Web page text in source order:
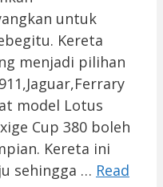
untuk
Kereta
menjadi pilihan
model Lotus
Cup 380 boleh
Kereta ini
sehingga … Read